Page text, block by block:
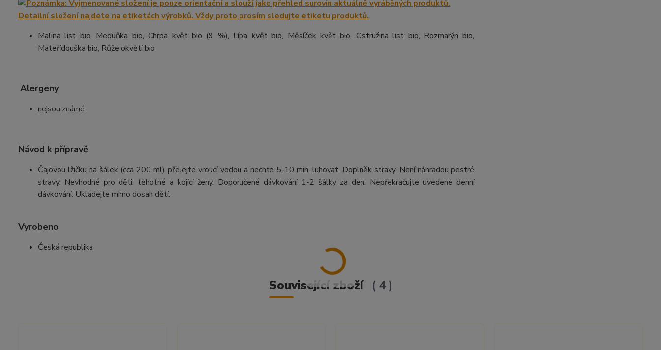
Malina list bio, Meduňka bio, Chrpa květ bio (9 %), Lípa květ bio, Měsíček květ bio, Ostružina list bio, Rozmarýn bio,
Mateřídouška bio, Růže okvětí bio
Alergeny
nejsou známé
Návod k přípravě
Čajovou lžičku na šálek (cca 200 ml) přelejte vroucí vodou a nechte 5-10 min. luhovat. Doplněk stravy. Není náhradou pestré
stravy. Nevhodné pro děti, těhotné a kojící ženy. Doporučené dávkování 1-2 šálky za den. Nepřekračujte uvedené denní
dávkování. Ukládejte mimo dosah dětí.
Vyrobeno
Česká republika
Související zboží 4